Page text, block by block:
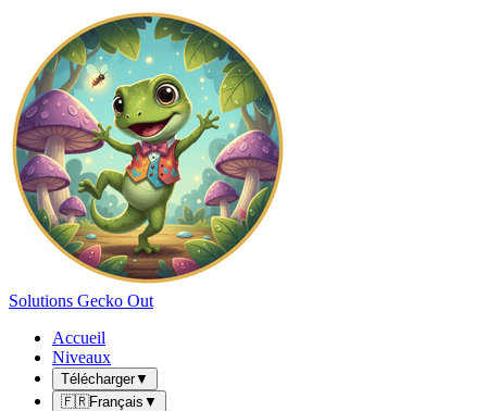
Solutions Gecko Out
Accueil
Niveaux
Télécharger▼
🇫🇷Français ▼